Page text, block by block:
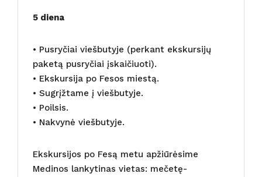
5 diena
• Pusryčiai viešbutyje (perkant ekskursijų
paketą pusryčiai įskaičiuoti).
• Ekskursija po Fesos miestą.
• Sugrįžtame į viešbutyje.
• Poilsis.
• Nakvynė viešbutyje.
Ekskursijos po Fesą metu apžiūrėsime
Medinos lankytinas vietas: mečetę-